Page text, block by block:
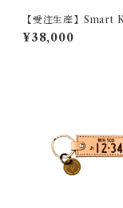
【受注生産】Smart
e 『GROUND
¥38,000